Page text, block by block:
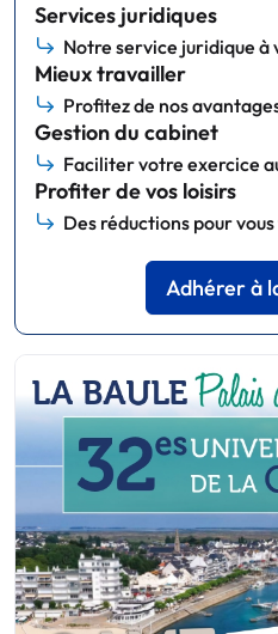
Services juridiques
Notre service juridique à
Mieux travailler
Profitez de nos
Gestion du cabinet
Faciliter votre exercice
Profiter de vos loisirs
Des réductions pour
Adhérer à